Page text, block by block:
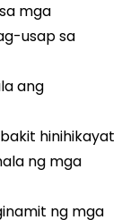
mga
usap sa
ang
hinihikayat
ng mga
ng mga